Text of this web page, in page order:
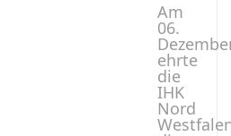
Am
06.
ehrte
die
IHK
Nord